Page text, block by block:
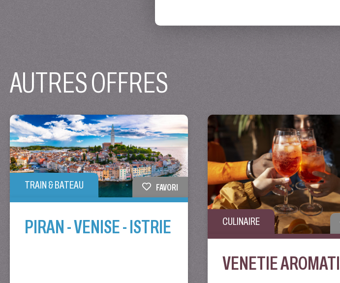
AUTRES OFFRES
TRAIN & BATEAU FAVORI
PIRAN - VENISE - ISTRIE CULINAIRE
VENETIE